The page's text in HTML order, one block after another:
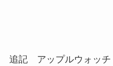
追記 アップルウォッチ